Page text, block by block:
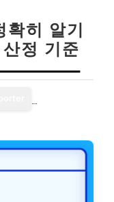
히 알기
정 기준